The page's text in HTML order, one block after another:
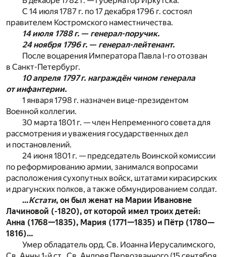
С 14 июля 1787 г. по 17 декабря 1796 г. состоял
правителем Костромского наместничества.
14 июля 1788 г. — генерал-поручик.
24 ноября 1796 г. — генерал-лейтенант.
После воцарения Императора Павла I-го отозван
в Санкт-Петербург.
10 апреля 1797 г. награждён чином генерала
от инфантерии.
1 января 1798 г. назначен вице-президентом
Военной коллегии.
30 марта 1801 г. — член Непременного совета для
рассмотрения и уважения государственных дел
и постановлений.
24 июня 1801 г. — председатель Воинской комиссии
по реформированию армии, занимался вопросами
расположения сухопутных войск, штатами кирасирских
и драгунских полков, а также обмундированием солдат.
…Кстати, он был женат на Марии Ивановне
Лачиновой (-1820), от которой имел троих детей:
Анна (1768—1835), Мария (1771—1835) и Пётр (1780—
1816)…
Умер обладатель орд. Св. Иоанна Иерусалимского,